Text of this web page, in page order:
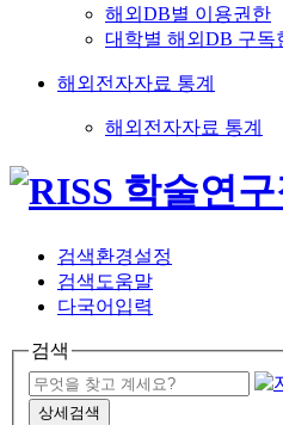
해외DB별 이용권한
대학별 해외DB 구독
해외전자자료 통계
해외전자자료 통계
검색환경설정
검색도움말
다국어입력
검색
상세검색